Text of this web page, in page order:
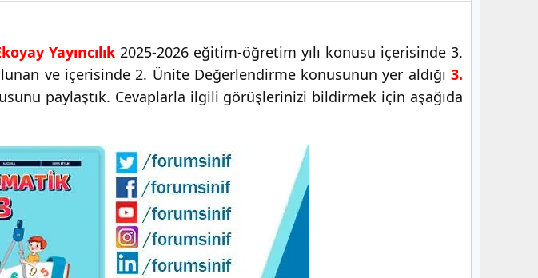
Yayıncılık 2025-2026 eğitim-öğretim yılı konusu içerisinde 3.
ve içerisinde2. Ünite Değerlendirmekonusunun yer aldığı3.
paylaştık. Cevaplarla ilgili görüşlerinizi bildirmek için aşağıda